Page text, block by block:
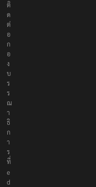
ติ
ด
ต่
อ
ก
อ
ง
บ
ร
ร
ณ
า
ธิ
ก
า
ร
ที่
e
d